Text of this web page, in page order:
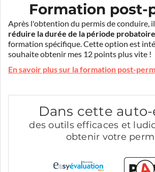
Formation post-
Après l'obtention du permis de conduire,
réduire la durée de la période probatoire
formation spécifique. Cette option est
souhaite obtenir mes 12 points plus vite !
En savoir plus sur la formation post-
Dans cette
des outils efficaces et
obtenir votre